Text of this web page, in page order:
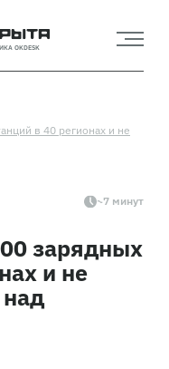
OKDESK
в 40 регионах и не
~7 минут
зарядных
и не